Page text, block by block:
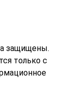
защищены.
только с